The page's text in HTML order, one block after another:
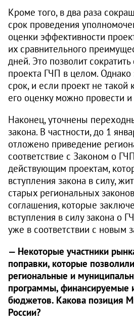
Кроме того, в два раза
срок проведения
оценки эффективности
их сравнительного
дней. Это позволит сократить
проекта ГЧП в целом.
срок, и если проект не такой
его оценку можно провести
Наконец, уточнены
закона. В частности, до 1
отложено приведение
соответствие с Законом о
действующим проектам,
вступления закона в силу,
старых региональных
соглашения, которые
вступления в силу закона о
уже в соответствии с новым
— Некоторые участники
поправки, которые
региональные и
программы, финансируемые
бюджетов. Какова позиция
России?